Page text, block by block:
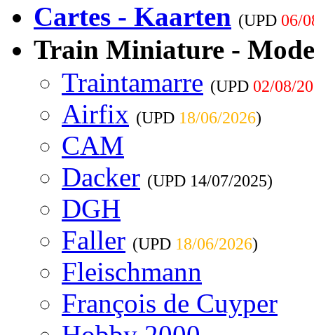
Cartes - Kaarten (UPD 06/
Train Miniature -
Traintamarre (UPD 02/08/
Airfix (UPD 18/06/2026)
CAM
Dacker (UPD 14/07/2025)
DGH
Faller (UPD 18/06/2026)
Fleischmann
François de Cuyper